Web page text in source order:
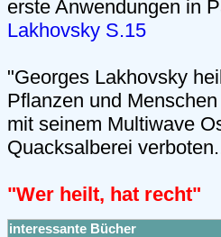
erste Anwendungen in
Lakhovsky S.15
"Georges Lakhovsky
Pflanzen und Menschen
mit seinem Multiwave
Quacksalberei
"Wer heilt, hat recht"
interessante Bücher